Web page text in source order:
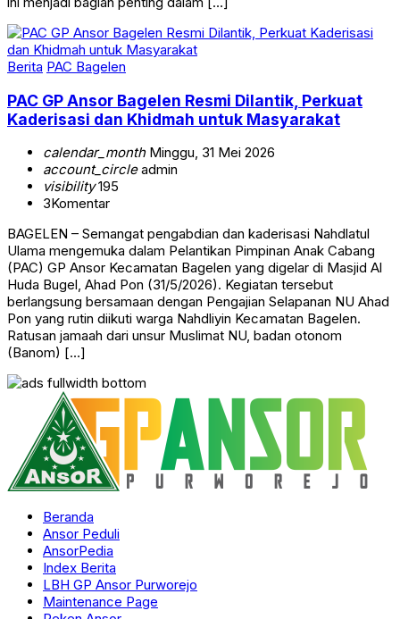
Berita PAC Bagelen
PAC GP Ansor Bagelen Resmi Dilantik, Perkuat
Kaderisasi dan Khidmah untuk Masyarakat
calendar_monthMinggu, 31 Mei 2026
account_circleadmin
visibility195
3Komentar
BAGELEN – Semangat pengabdian dan kaderisasi Nahdlatul
Ulama mengemuka dalam Pelantikan Pimpinan Anak Cabang
(PAC) GP Ansor Kecamatan Bagelen yang digelar di Masjid Al
Huda Bugel, Ahad Pon (31/5/2026). Kegiatan tersebut
berlangsung bersamaan dengan Pengajian Selapanan NU Ahad
Pon yang rutin diikuti warga Nahdliyin Kecamatan Bagelen.
Ratusan jamaah dari unsur Muslimat NU, badan otonom
(Banom) […]
Beranda
Ansor Peduli
AnsorPedia
Index Berita
LBH GP Ansor Purworejo
Maintenance Page